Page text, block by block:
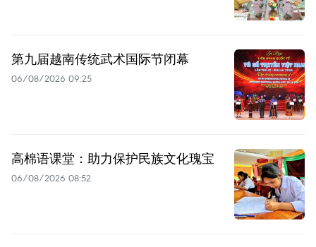
第九届越南传统武术国际节闭幕
06/08/2026 09:25
高棉语课堂：助力保护民族文化瑰宝
06/08/2026 08:52